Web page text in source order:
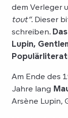
dem Verleger
tout“. Dieser
schreiben.
Lupin,
Am Ende des
Jahre lang
Arsène Lupin,